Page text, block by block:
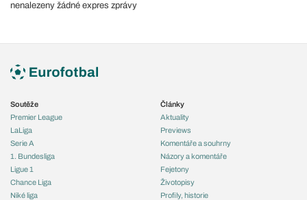
nenalezeny žádné expres zprávy
Soutěže
Premier League
LaLiga
Serie A
1. Bundesliga
Ligue 1
Chance Liga
Niké liga
Články
Aktuality
Previews
Komentáře a souhrny
Názory a komentáře
Fejetony
Životopisy
Profily, historie